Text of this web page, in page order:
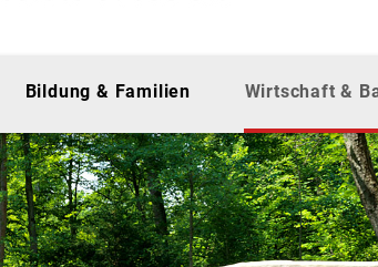
Bildung & Familien Wirtschaft &